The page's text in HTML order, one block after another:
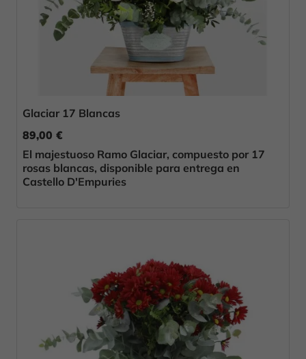
Glaciar 17 Blancas
89,00 €
El majestuoso Ramo Glaciar, compuesto por 17
rosas blancas, disponible para entrega en
Castello D'Empuries